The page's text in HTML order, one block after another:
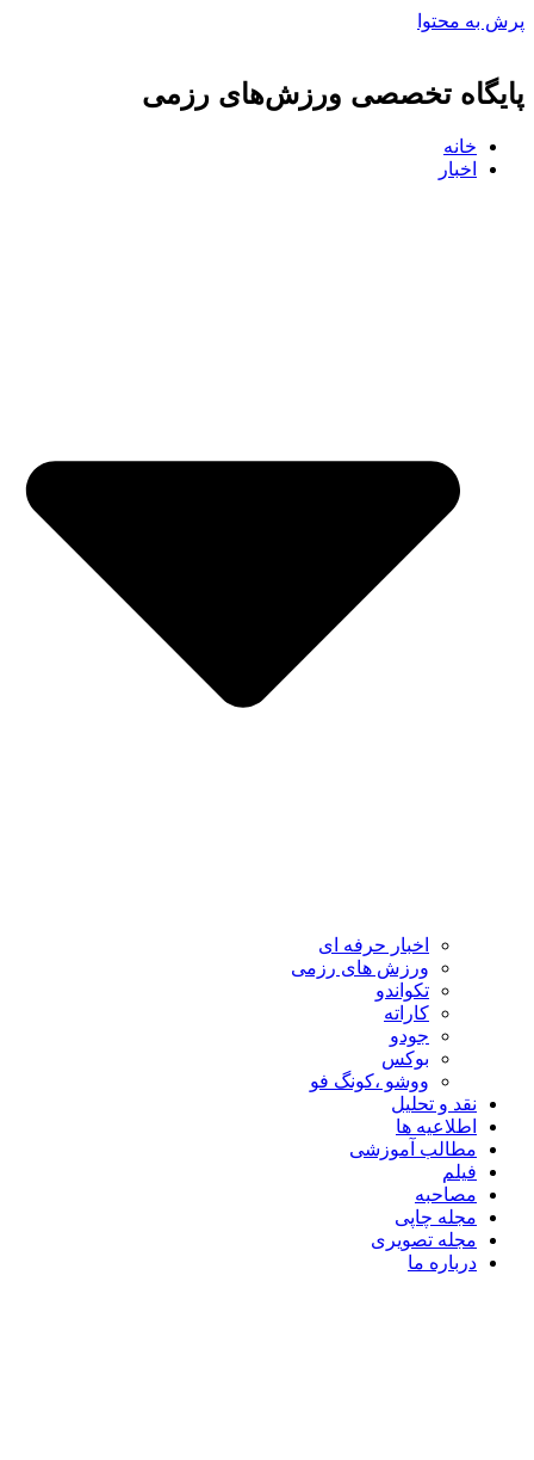
پرش به محتوا
پایگاه تخصصی ورزش‌های رزمی
خانه
اخبار
اخبار حرفه ای
ورزش های رزمی
تکواندو
کاراته
جودو
بوکس
ووشو ،کونگ فو
نقد و تحلیل
اطلاعیه ها
مطالب آموزشی
فیلم
مصاحبه
مجله چاپی
مجله تصویری
درباره ما